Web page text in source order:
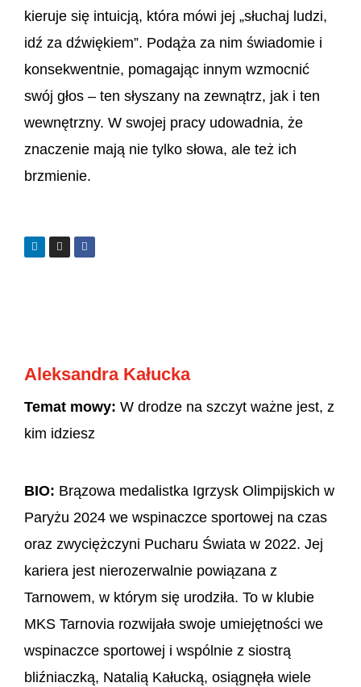
kieruje się intuicją, która mówi jej „słuchaj ludzi,
idź za dźwiękiem”. Podąża za nim świadomie i
konsekwentnie, pomagając innym wzmocnić
swój głos – ten słyszany na zewnątrz, jak i ten
wewnętrzny. W swojej pracy udowadnia, że
znaczenie mają nie tylko słowa, ale też ich
brzmienie.
Aleksandra Kałucka
Temat mowy: W drodze na szczyt ważne jest, z
kim idziesz
BIO: Brązowa medalistka Igrzysk Olimpijskich w
Paryżu 2024 we wspinaczce sportowej na czas
oraz zwyciężczyni Pucharu Świata w 2022. Jej
kariera jest nierozerwalnie powiązana z
Tarnowem, w którym się urodziła. To w klubie
MKS Tarnovia rozwijała swoje umiejętności we
wspinaczce sportowej i wspólnie z siostrą
bliźniaczką, Natalią Kałucką, osiągnęła wiele